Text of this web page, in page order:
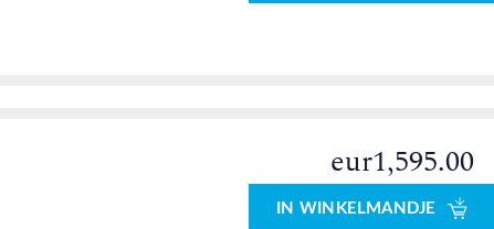
eur1,595.00
IN WINKELMANDJE